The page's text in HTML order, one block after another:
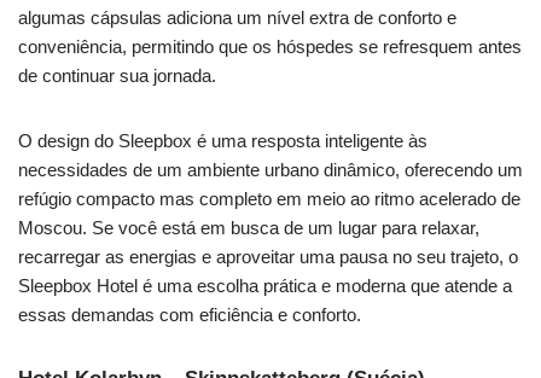
algumas cápsulas adiciona um nível extra de conforto e
conveniência, permitindo que os hóspedes se refresquem antes
de continuar sua jornada.
O design do Sleepbox é uma resposta inteligente às
necessidades de um ambiente urbano dinâmico, oferecendo um
refúgio compacto mas completo em meio ao ritmo acelerado de
Moscou. Se você está em busca de um lugar para relaxar,
recarregar as energias e aproveitar uma pausa no seu trajeto, o
Sleepbox Hotel é uma escolha prática e moderna que atende a
essas demandas com eficiência e conforto.